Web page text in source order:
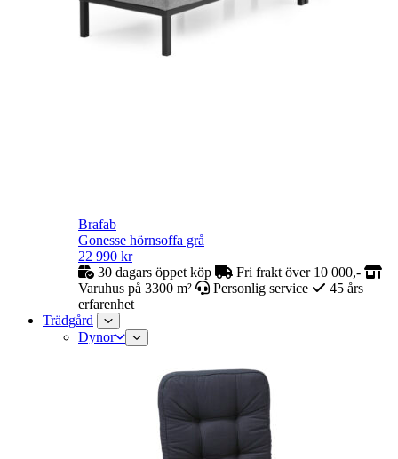
Brafab
Gonesse hörnsoffa grå
22 990 kr
30 dagars öppet köp
Fri frakt över 10 000,-
Varuhus på 3300 m²
Personlig service
45 års
erfarenhet
Trädgård
Dynor